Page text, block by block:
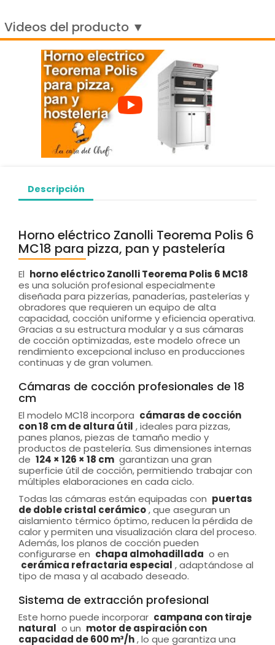
Videos del producto ▼
Descripción
Horno eléctrico Zanolli Teorema Polis 6
MC18 para pizza, pan y pastelería
El horno eléctrico Zanolli Teorema Polis 6 MC18
es una solución profesional especialmente
diseñada para pizzerías, panaderías, pastelerías y
obradores que requieren un equipo de alta
capacidad, cocción uniforme y eficiencia operativa.
Gracias a su estructura modular y a sus cámaras
de cocción optimizadas, este modelo ofrece un
rendimiento excepcional incluso en producciones
continuas y de gran volumen.
Cámaras de cocción profesionales de 18
cm
El modelo MC18 incorpora cámaras de cocción
con 18 cm de altura útil , ideales para piz­zas,
panes planos, piezas de tamaño medio y
productos de pastelería. Sus dimensiones internas
de 124 × 126 × 18 cm garantizan una gran
superficie útil de cocción, permitiendo trabajar con
múltiples elaboraciones en cada ciclo.
Todas las cámaras están equipadas con puertas
de doble cristal cerámico, que aseguran un
aislamiento térmico óptimo, reducen la pérdida de
calor y permiten una visualización clara del proceso.
Además, los planos de cocción pueden
configurarse en chapa almohadillada o en
cerámica refractaria especial , adaptándose al
tipo de masa y al acabado deseado.
Sistema de extracción profesional
Este horno puede incorporar campana con tiraje
natural o un motor de aspiración con
capacidad de 600 m³/h, lo que garantiza una